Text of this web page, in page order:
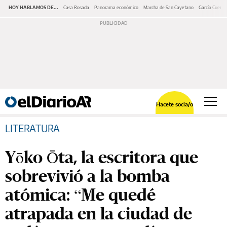
HOY HABLAMOS DE... Casa Rosada Panorama económico Marcha de San Cayetano García Cuerva
Hacete socia/o
LITERATURA
Yōko Ōta, la escritora que
sobrevivió a la bomba
atómica: “Me quedé
atrapada en la ciudad de